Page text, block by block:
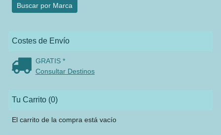
Costes de Envío
GRATIS *
Consultar Destinos
Tu Carrito (0)
El carrito de la compra está vacío